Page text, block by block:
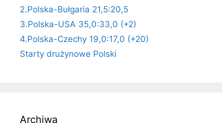
2.Polska-Bułgaria 21,5:20,5
3.Polska-USA 35,0:33,0 (+2)
4.Polska-Czechy 19,0:17,0 (+20)
Starty drużynowe Polski
Archiwa